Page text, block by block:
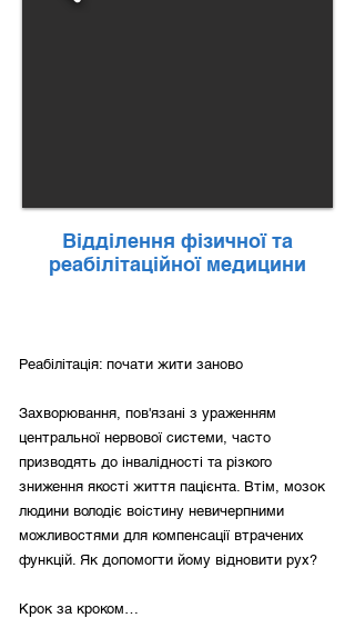
Відділення фізичної та
реабілітаційної медицини
Реабілітація: почати жити заново
Захворювання, пов'язані з ураженням
центральної нервової системи, часто
призводять до інвалідності та різкого
зниження якості життя пацієнта. Втім, мозок
людини володіє воістину невичерпними
можливостями для компенсації втрачених
функцій. Як допомогти йому відновити рух?
Крок за кроком…